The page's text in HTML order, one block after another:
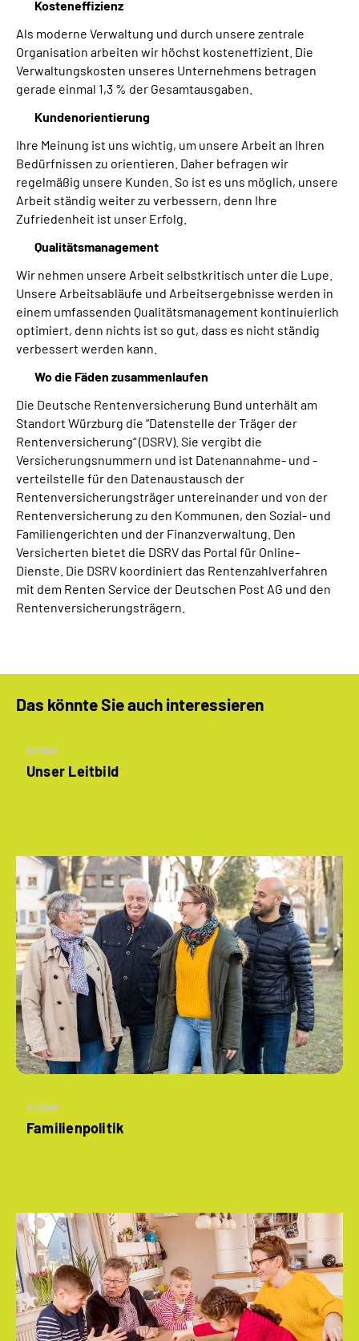
Kosteneffizienz
Als moderne Verwaltung und durch unsere zentrale
Organisation arbeiten wir höchst kosteneffizient. Die
Verwaltungskosten unseres Unternehmens betragen
gerade einmal 1,3 % der Gesamtausgaben.
Kundenorientierung
Ihre Meinung ist uns wichtig, um unsere Arbeit an Ihren
Bedürfnissen zu orientieren. Daher befragen wir
regelmäßig unsere Kunden. So ist es uns möglich, unsere
Arbeit ständig weiter zu verbessern, denn Ihre
Zufriedenheit ist unser Erfolg.
Qualitätsmanagement
Wir nehmen unsere Arbeit selbstkritisch unter die Lupe.
Unsere Arbeitsabläufe und Arbeitsergebnisse werden in
einem umfassenden Qualitätsmanagement kontinuierlich
optimiert, denn nichts ist so gut, dass es nicht ständig
verbessert werden kann.
Wo die Fäden zusammenlaufen
Die Deutsche Rentenversicherung Bund unterhält am
Standort Würzburg die “Datenstelle der Träger der
Rentenversicherung“ (DSRV). Sie vergibt die
Versicherungsnummern und ist Datenannahme- und -
verteilstelle für den Datenaustausch der
Rentenversicherungsträger untereinander und von der
Rentenversicherung zu den Kommunen, den Sozial- und
Familiengerichten und der Finanzverwaltung. Den
Versicherten bietet die DSRV das Portal für Online-
Dienste. Die DSRV koordiniert das Rentenzahlverfahren
mit dem Renten Service der Deutschen Post AG und den
Rentenversicherungsträgern.
Das könnte Sie auch interessieren
Artikel
Unser Leitbild
Artikel
Familienpolitik